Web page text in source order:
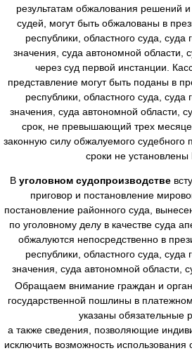
результатам обжалования решений
судей, могут быть обжалованы в
республики, областного суда,
значения, суда автономной области,
через суд первой инстанции.
представление могут быть поданы в
республики, областного суда,
значения, суда автономной области,
срок, не превышающий трех
законную силу обжалуемого судебного
сроки не
В уголовном судопроизводстве
приговор и постановление
постановление районного суда,
по уголовному делу в качестве суда
обжалуются непосредственно в
республики, областного суда,
значения, суда автономной области,
Обращаем внимание граждан и
государственной пошлины в
указаны обязательные
а также сведения, позволяющие
исключить возможность